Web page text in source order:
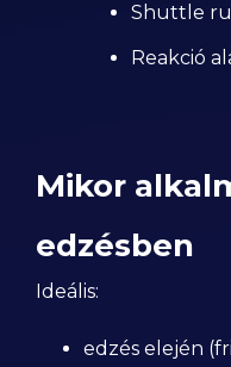
Shuttle
Reakció
Mikor
edzésben
Ideális:
edzés elején